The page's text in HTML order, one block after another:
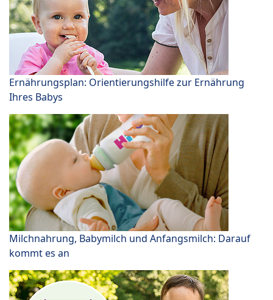
Ernährungsplan: Orientierungshilfe zur Ernährung
Ihres Babys
Milchnahrung, Babymilch und Anfangsmilch: Darauf
kommt es an